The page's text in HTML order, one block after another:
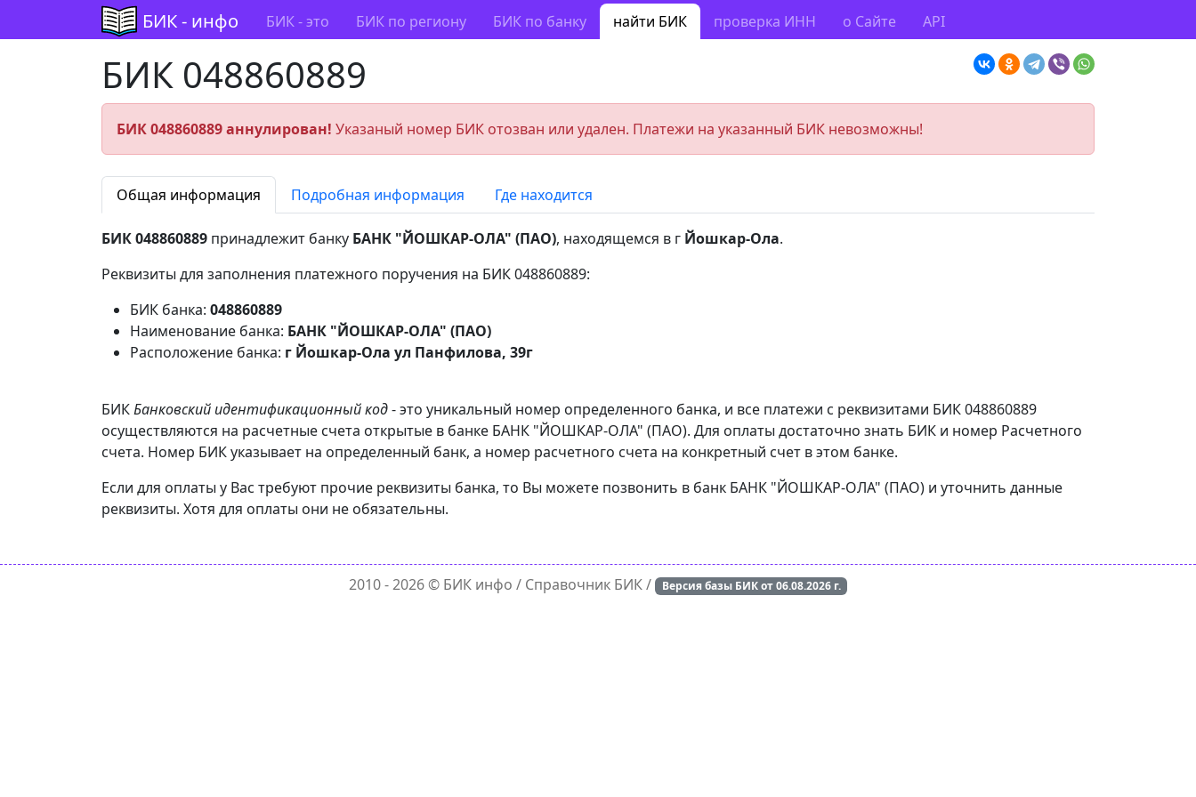
БИК - инфо БИК - это БИК по региону БИК по банку найти БИК проверка ИНН о Сайте API
БИК 048860889
БИК 048860889 аннулирован! Указаный номер БИК отозван или удален. Платежи на указанный БИК невозможны!
Общая информация Подробная информация Где находится
БИК 048860889 принадлежит банку БАНК "ЙОШКАР-ОЛА" (ПАО), находящемся в г Йошкар-Ола.
Реквизиты для заполнения платежного поручения на БИК 048860889:
БИК банка: 048860889
Наименование банка: БАНК "ЙОШКАР-ОЛА" (ПАО)
Расположение банка: г Йошкар-Ола ул Панфилова, 39г
БИКБанковский идентификационный код- это уникальный номер определенного банка, и все платежи с реквизитами БИК 048860889
осуществляются на расчетные счета открытые в банке БАНК "ЙОШКАР-ОЛА" (ПАО). Для оплаты достаточно знать БИК и номер Расчетного
счета. Номер БИК указывает на определенный банк, а номер расчетного счета на конкретный счет в этом банке.
Если для оплаты у Вас требуют прочие реквизиты банка, то Вы можете позвонить в банк БАНК "ЙОШКАР-ОЛА" (ПАО) и уточнить данные
реквизиты. Хотя для оплаты они не обязательны.
2010 - 2026 © БИК инфо / Справочник БИК / Версия базы БИК от06.08.2026г.